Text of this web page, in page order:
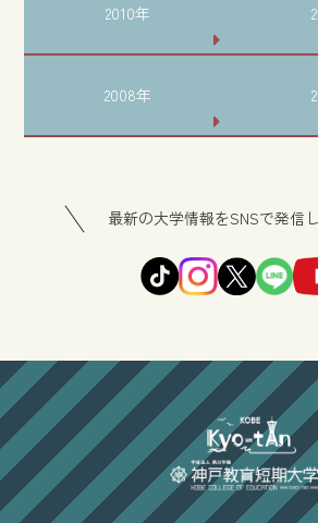
2010年
2008年
最新の大学情報をSNSで発信